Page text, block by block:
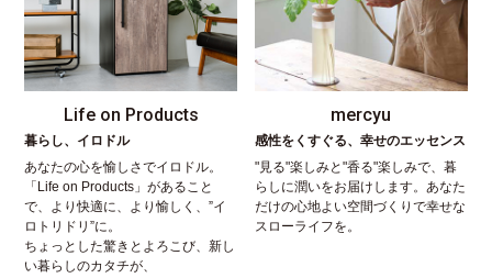
Life on Products
暮らし、イロドル
あなたの心を愉しさでイロドル。
「Life on Products」があること
で、より快適に、より愉しく、”イ
ロトリドリ”に。
ちょっとした驚きとよろこび、新し
い暮らしのカタチが、
mercyu
感性をくすぐる、幸せのエッセンス
"見る"楽しみと"香る"楽しみで、暮
らしに潤いをお届けします。あなた
だけの心地よい空間づくりで幸せな
スローライフを。